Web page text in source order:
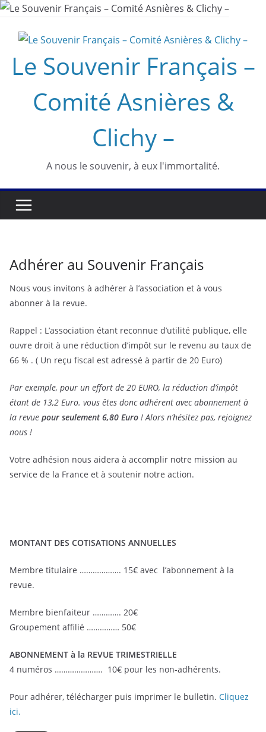
Passer
contenu
Le Souvenir Français –
Comité Asnières &
Clichy –
A nous le souvenir, à eux l'immortalité.
Adhérer au Souvenir Français
Nous vous invitons à adhérer à l’association et à vous
abonner à la revue.
Rappel : L’association étant reconnue d’utilité publique, elle
ouvre droit à une réduction d’impôt sur le revenu au taux de
66 % . ( Un reçu fiscal est adressé à partir de 20 Euro)
Par exemple, pour un effort de 20 EURO, la réduction d’impôt
étant de 13,2 Euro. vous êtes donc adhérent avec abonnement à
la revue pour seulement 6,80 Euro ! Alors n’hésitez pas, rejoignez
nous !
Votre adhésion nous aidera à accomplir notre mission au
service de la France et à soutenir notre action.
MONTANT DES COTISATIONS ANNUELLES
Membre titulaire ………………. 15€ avec l’abonnement à la
revue.
Membre bienfaiteur …………. 20€
Groupement affilié …………… 50€
ABONNEMENT à la REVUE TRIMESTRIELLE
4 numéros …………………. 10€ pour les non-adhérents.
Pour adhérer, télécharger puis imprimer le bulletin. Cliquez
ici.